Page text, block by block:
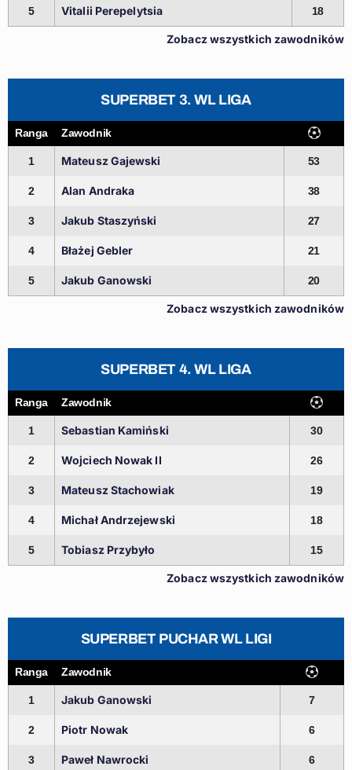
5 Vitalii Perepelytsia 18
Zobacz wszystkich zawodników
SUPERBET 3. WL LIGA
Ranga Zawodnik
1 Mateusz Gajewski 53
2 Alan Andraka 38
3 Jakub Staszyński 27
4 Błażej Gebler 21
5 Jakub Ganowski 20
Zobacz wszystkich zawodników
SUPERBET 4. WL LIGA
Ranga Zawodnik
1 Sebastian Kamiński 30
2 Wojciech Nowak II 26
3 Mateusz Stachowiak 19
4 Michał Andrzejewski 18
5 Tobiasz Przybyło 15
Zobacz wszystkich zawodników
SUPERBET PUCHAR WL LIGI
Ranga Zawodnik
1 Jakub Ganowski 7
2 Piotr Nowak 6
3 Paweł Nawrocki 6